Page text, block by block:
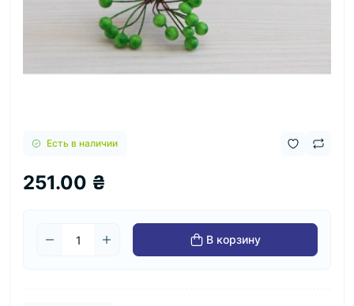
Есть в наличии
251.00 ₴
В корзину